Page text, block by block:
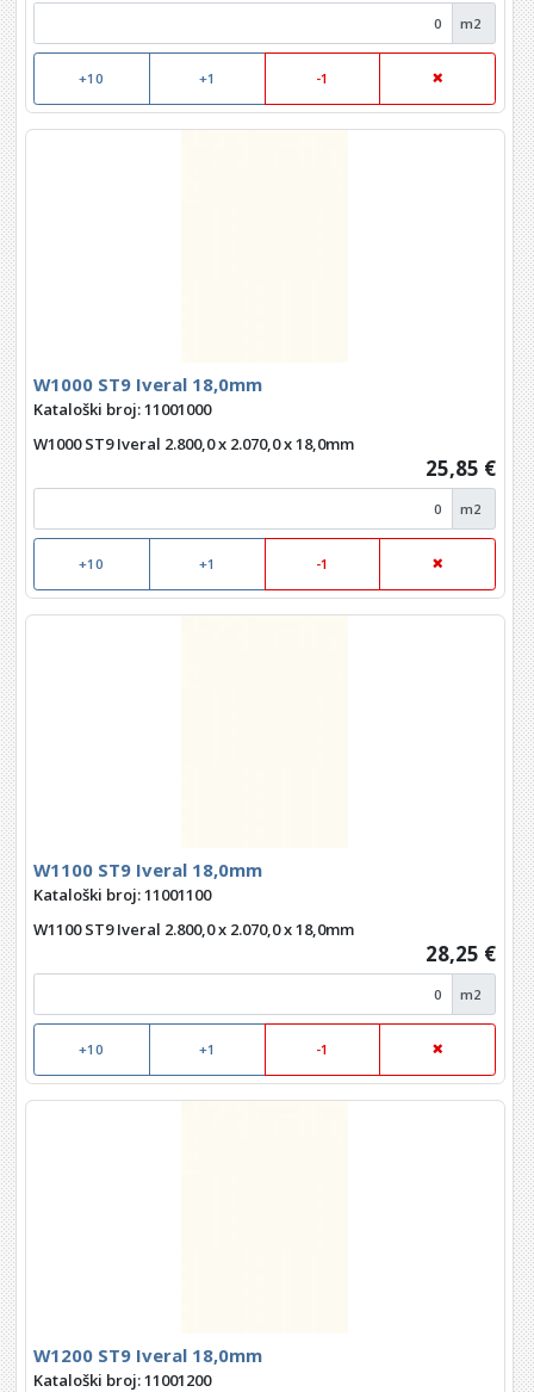
m2
+10 +1 -1
W1000 ST9 Iveral 18,0mm
Kataloški broj: 11001000
W1000 ST9 Iveral 2.800,0 x 2.070,0 x 18,0mm
25,85 €
m2
+10 +1 -1
W1100 ST9 Iveral 18,0mm
Kataloški broj: 11001100
W1100 ST9 Iveral 2.800,0 x 2.070,0 x 18,0mm
28,25 €
m2
+10 +1 -1
W1200 ST9 Iveral 18,0mm
Kataloški broj: 11001200